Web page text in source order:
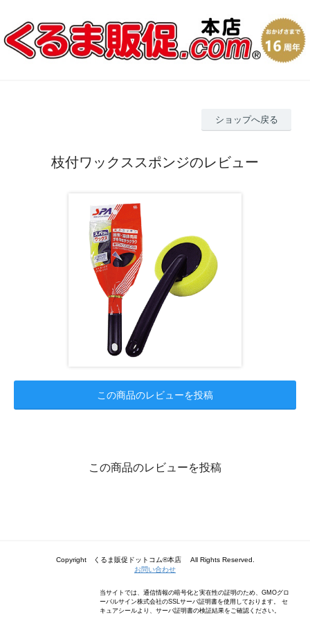
ショップへ戻る
枝付ワックススポンジのレビュー
この商品のレビューを投稿
この商品のレビューを投稿
Copyright くるま販促ドットコム®本店 All Rights Reserved.
お問い合わせ
当サイトでは、通信情報の暗号化と実在性の証明のため、GMOグロ
ーバルサイン株式会社のSSLサーバ証明書を使用しております。 セ
キュアシールより、サーバ証明書の検証結果をご確認ください。